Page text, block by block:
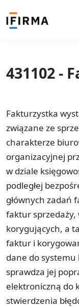
431102 -
Fakturzystka
związane ze
charakterze
organizacyjnej
w dziale
podległej
głównych zadań
faktur
korygujących, a
faktur i
dane do
sprawdza jej
elektroniczną do
stwierdzenia